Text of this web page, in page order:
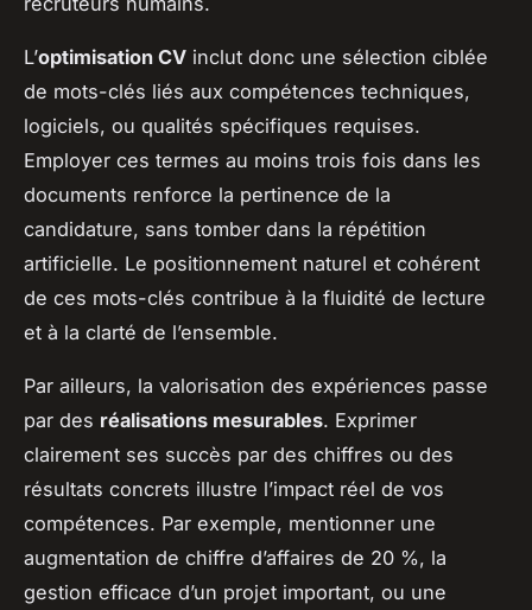
L’optimisation CV inclut donc une sélection ciblée
de mots-clés liés aux compétences techniques,
logiciels, ou qualités spécifiques requises.
Employer ces termes au moins trois fois dans les
documents renforce la pertinence de la
candidature, sans tomber dans la répétition
artificielle. Le positionnement naturel et cohérent
de ces mots-clés contribue à la fluidité de lecture
et à la clarté de l’ensemble.
Par ailleurs, la valorisation des expériences passe
par des réalisations mesurables. Exprimer
clairement ses succès par des chiffres ou des
résultats concrets illustre l’impact réel de vos
compétences. Par exemple, mentionner une
augmentation de chiffre d’affaires de 20 %, la
gestion efficace d’un projet important, ou une